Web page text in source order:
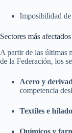
Imposibilidad
Sectores más
A partir de las últimas
de la Federación, los
Acero y
competencia
Textiles e
Químicos y